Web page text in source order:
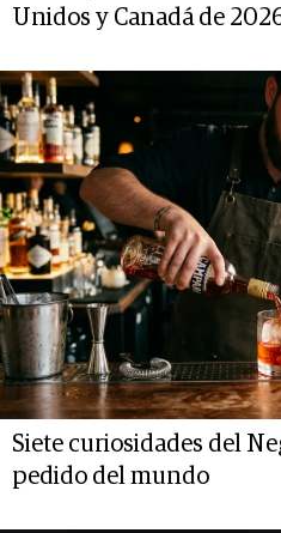
Unidos y Canadá de
Siete curiosidades del
pedido del mundo